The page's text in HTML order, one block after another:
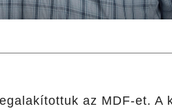
az MDF-et. A